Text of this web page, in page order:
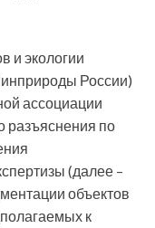
и экологии
России)
ассоциации
разъяснения по
(далее –
объектов
к